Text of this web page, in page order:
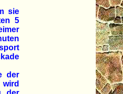
sie
5
der